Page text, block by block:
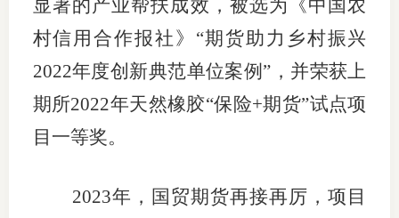
从业人
纪律处
显著的产业帮扶成效，被选为《中国农
村信用合作报社》 “期货助力乡村振兴
2022年度创新典范单位案例 ” ，并荣获上
期所2022年天然橡胶“保险+期货”试点项
目一等奖。
2023年，国贸期货再接再厉，项目